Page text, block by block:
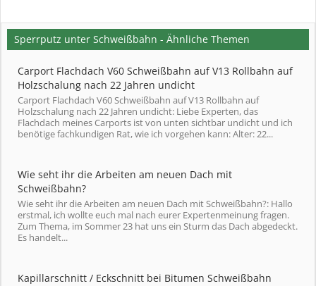
Sperrputz unter Schweißbahn - Ähnliche Themen
Carport Flachdach V60 Schweißbahn auf V13 Rollbahn auf
Holzschalung nach 22 Jahren undicht
Carport Flachdach V60 Schweißbahn auf V13 Rollbahn auf
Holzschalung nach 22 Jahren undicht: Liebe Experten, das
Flachdach meines Carports ist von unten sichtbar undicht und ich
benötige fachkundigen Rat, wie ich vorgehen kann: Alter: 22...
Wie seht ihr die Arbeiten am neuen Dach mit
Schweißbahn?
Wie seht ihr die Arbeiten am neuen Dach mit Schweißbahn?: Hallo
erstmal, ich wollte euch mal nach eurer Expertenmeinung fragen.
Zum Thema, im Sommer 23 hat uns ein Sturm das Dach abgedeckt.
Es handelt...
Kapillarschnitt / Eckschnitt bei Bitumen Schweißbahn